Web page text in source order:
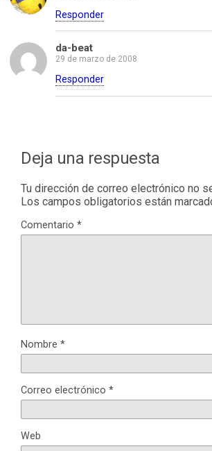
Responder
da-beat
29 de marzo de 2008
Responder
Deja una respuesta
Tu dirección de correo electrónico no
Los campos obligatorios están
Comentario *
Nombre *
Correo electrónico *
Web